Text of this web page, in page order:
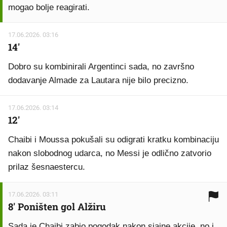
mogao bolje reagirati.
17.06.2026. 03:16
14'
Dobro su kombinirali Argentinci sada, no završno
dodavanje Almade za Lautara nije bilo precizno.
17.06.2026. 03:14
12'
Chaibi i Moussa pokušali su odigrati kratku kombinaciju
nakon slobodnog udarca, no Messi je odlično zatvorio
prilaz šesnaestercu.
17.06.2026. 03:11
8' Poništen gol Alžiru